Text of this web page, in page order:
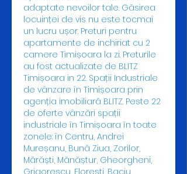
adaptate nevoilor tale. Găsirea
locuinței de vis nu este tocmai
un lucru ușor. Preturi pentru
apartamente de inchiriat cu 2
camere Timișoara la zi. Preturile
au fost actualizate de BLITZ
Timișoara in 22. Spații Industriale
de vânzare în Timișoara prin
agenția imobiliară BLITZ. Peste 22
de oferte vânzări spații
industriale în Timișoara în toate
zonele: în Centru, Andrei
Mureșanu, Bună Ziua, Zorilor,
Mărăști, Mănăștur, Gheorgheni,